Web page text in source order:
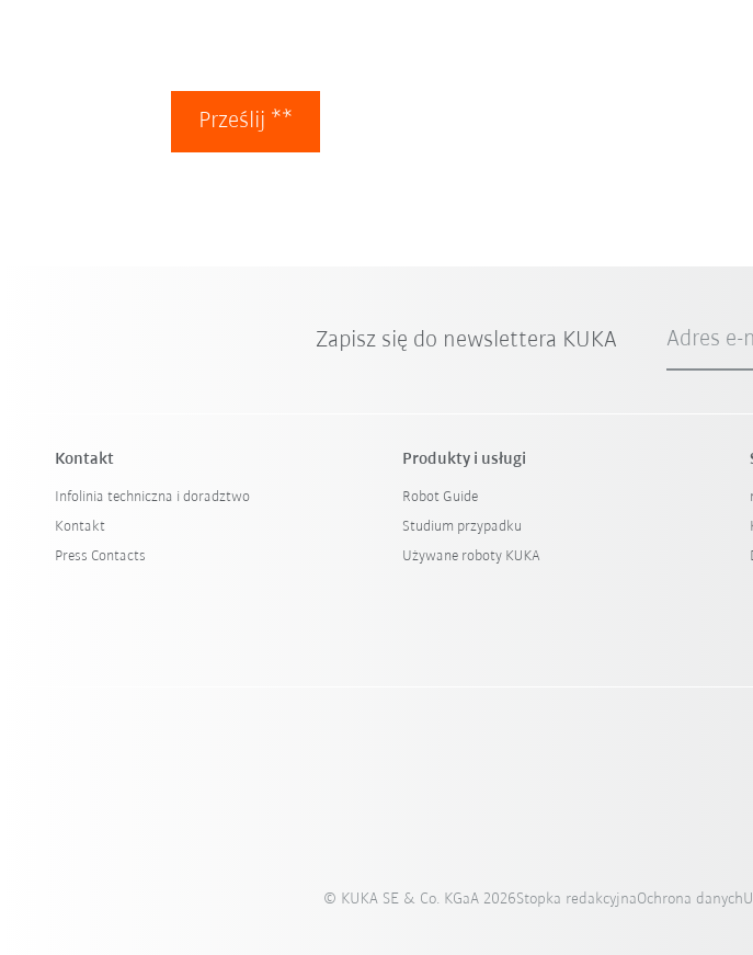
Prześlij **
Zapisz się do newslettera KUKA Adres e-
Kontakt
Infolinia techniczna i doradztwo
Kontakt
Press Contacts
Produkty i usługi
Robot Guide
Studium przypadku
Używane roboty KUKA
© KUKA SE & Co. KGaA 2026Stopka redakcyjnaOchrona danych